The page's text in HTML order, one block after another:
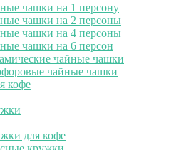
чашки на 1 персону
чашки на 2 персоны
чашки на 4 персоны
чашки на 6 персон
чайные чашки
чайные чашки
кофе
для кофе